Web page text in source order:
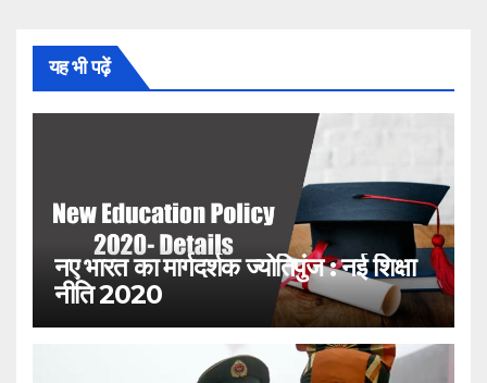
यह भी पढ़ें
नए भारत का मार्गदर्शक ज्योतिपुंज : नई शिक्षा
नीति 2020